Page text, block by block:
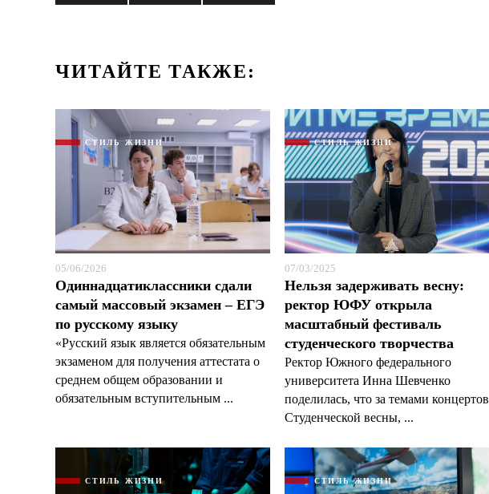
ЧИТАЙТЕ ТАКЖЕ:
СТИЛЬ ЖИЗНИ
05/06/2026
Одиннадцатиклассники сдали
самый массовый экзамен – ЕГЭ
по русскому языку
«Русский язык является обязательным
экзаменом для получения аттестата о
среднем общем образовании и
обязательным вступительным ...
СТИЛЬ ЖИЗНИ
07/03/2025
Нельзя задерживать весну:
ректор ЮФУ открыла
масштабный фестиваль
студенческого творчества
Ректор Южного федерального
университета Инна Шевченко
поделилась, что за темами концертов
Студенческой весны, ...
СТИЛЬ ЖИЗНИ СТИЛЬ ЖИЗНИ